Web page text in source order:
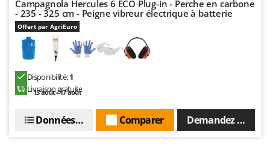
Campagnola Hercules 6 ECO Plug-in - Perche en carbone
- 235 - 325 cm - Peigne vibreur électrique à batterie
Offert par AgriEuro
Disponibilité:1
Livraison gratuite
13 août - 17 août
Demandez un
Comparer
Données techniques